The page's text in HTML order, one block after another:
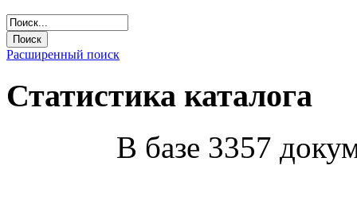
Расширенный поиск
Статистика каталога
В базе 3357